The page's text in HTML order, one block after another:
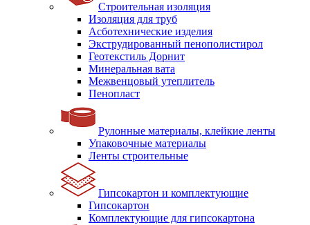
Строительная изоляция
Изоляция для труб
Асботехнические изделия
Экструдированный пенополистирол
Геотекстиль Дорнит
Минеральная вата
Межвенцовый утеплитель
Пенопласт
Рулонные материалы, клейкие ленты
Упаковочные материалы
Ленты строительные
Гипсокартон и комплектующие
Гипсокартон
Комплектующие для гипсокартона